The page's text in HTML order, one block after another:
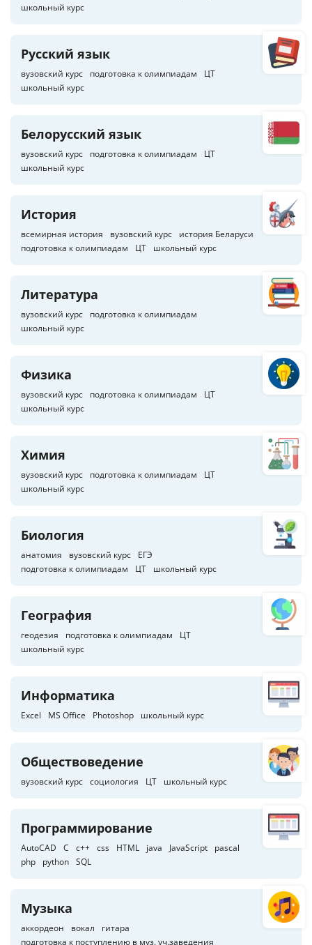
школьный курс
Русский язык
вузовский курс подготовка к олимпиадам
ЦТ
школьный курс
Белорусский язык
вузовский курс подготовка к олимпиадам
ЦТ
школьный курс
История
всемирная история вузовский курс
история Беларуси
подготовка к олимпиадам
ЦТ школьный курс
Литература
вузовский курс
подготовка к олимпиадам
школьный курс
Физика
вузовский курс подготовка к олимпиадам
ЦТ
школьный курс
Химия
вузовский курс подготовка к олимпиадам
ЦТ
школьный курс
Биология
анатомия вузовский курс
ЕГЭ
подготовка к олимпиадам
ЦТ школьный курс
География
геодезия подготовка к олимпиадам
ЦТ
школьный курс
Информатика
Excel MS Office Photoshop школьный курс
Обществоведение
вузовский курс социология ЦТ школьный курс
Программирование
AutoCAD C c++ css HTML java JavaScript
pascal
php
python SQL
Музыка
аккордеон вокал
гитара
подготовка к поступлению в муз. уч.заведения